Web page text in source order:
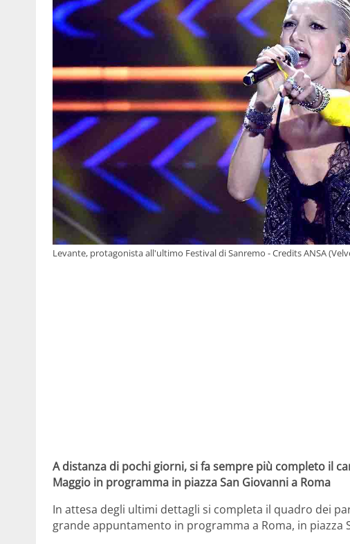
Levante, protagonista all'ultimo Festival di Sanremo - Credits ANSA
A distanza di pochi giorni, si fa sempre più completo il
Maggio in programma in piazza San Giovanni a Roma
In attesa degli ultimi dettagli si completa il quadro dei
grande appuntamento in programma a Roma, in piazza